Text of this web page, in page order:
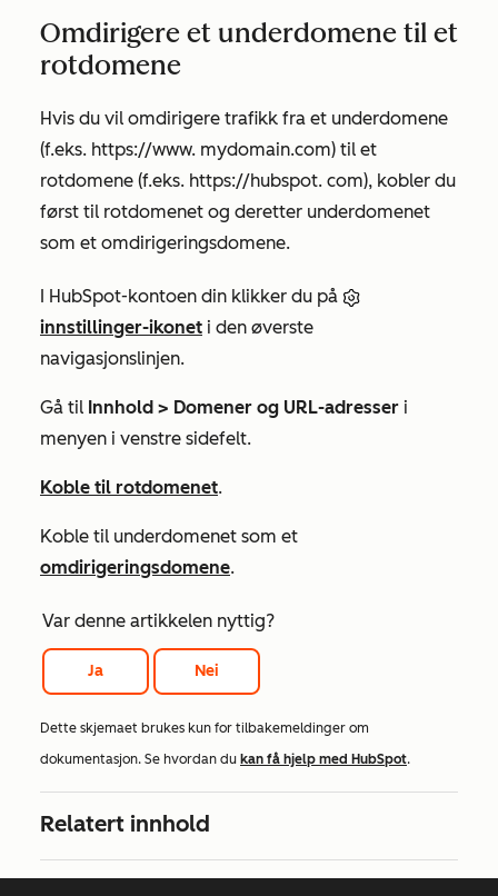
Omdirigere et underdomene til et
rotdomene
Hvis du vil omdirigere trafikk fra et underdomene
(f.eks. https://www. mydomain.com) til et
rotdomene (f.eks. https://hubspot. com), kobler du
først til rotdomenet og deretter underdomenet
som et omdirigeringsdomene.
I HubSpot-kontoen din klikker du på
innstillinger-ikonet i den øverste
navigasjonslinjen.
Gå til Innhold > Domener og URL-adresser i
menyen i venstre sidefelt.
Koble til rotdomenet.
Koble til underdomenet som et
omdirigeringsdomene.
Var denne artikkelen nyttig?
Ja Nei
Dette skjemaet brukes kun for tilbakemeldinger om
dokumentasjon. Se hvordan du kan få hjelp med HubSpot.
Relatert innhold